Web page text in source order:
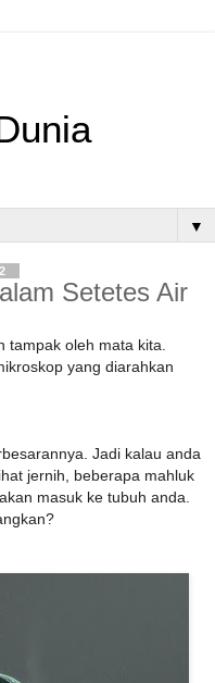
▼
Setetes Air
tampak oleh mata kita.
yang diarahkan
Jadi kalau anda
jernih, beberapa mahluk
masuk ke tubuh anda.